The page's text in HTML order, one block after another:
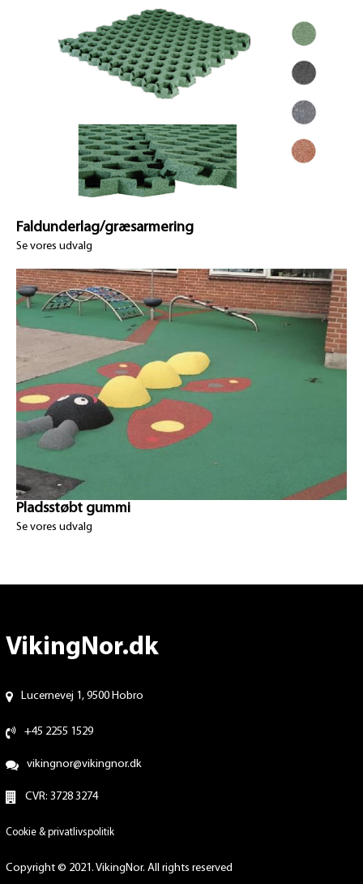
Faldunderlag/græsarmering
Se vores udvalg
Pladsstøbt gummi
Se vores udvalg
VikingNor.dk
Lucernevej 1, 9500 Hobro
+45 2255 1529
vikingnor@vikingnor.dk
CVR: 3728 3274
Cookie & privatlivspolitik
Copyright © 2021. VikingNor. All rights reserved